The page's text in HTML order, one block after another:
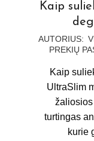
Kaip
2020-
AUTORIUS:
PREKIŲ
Kaip
UltraSlim
žaliosios
turtingas
kurie